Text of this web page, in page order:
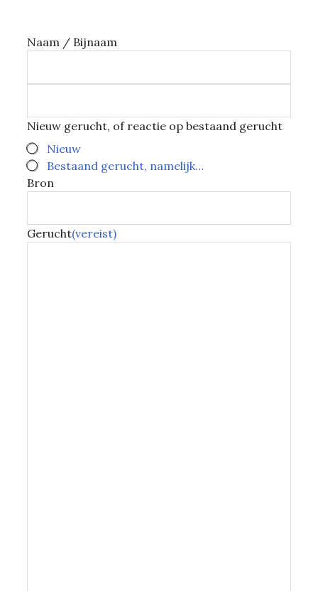
Naam / Bijnaam
Nieuw gerucht, of reactie op bestaand gerucht
Nieuw
Bestaand gerucht, namelijk…
Bron
Gerucht(vereist)